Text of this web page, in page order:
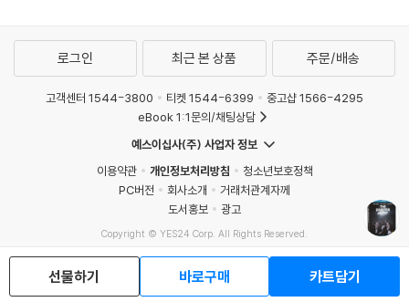
선물하기 바로구매 카트담기
로그인 최근 본 상품 주문/배송
고객센터 1544-3800 티켓 1544-6399
중고샵 1566-4295
eBook 1:1문의/채팅상담
예스이십사(주) 사업자 정보
이용약관
개인정보처리방침
청소년보호정책
PC버전
회사소개
거래처관계자께
도서홍보
광고
Copyright © YES24 Corp. All Rights Reserved.